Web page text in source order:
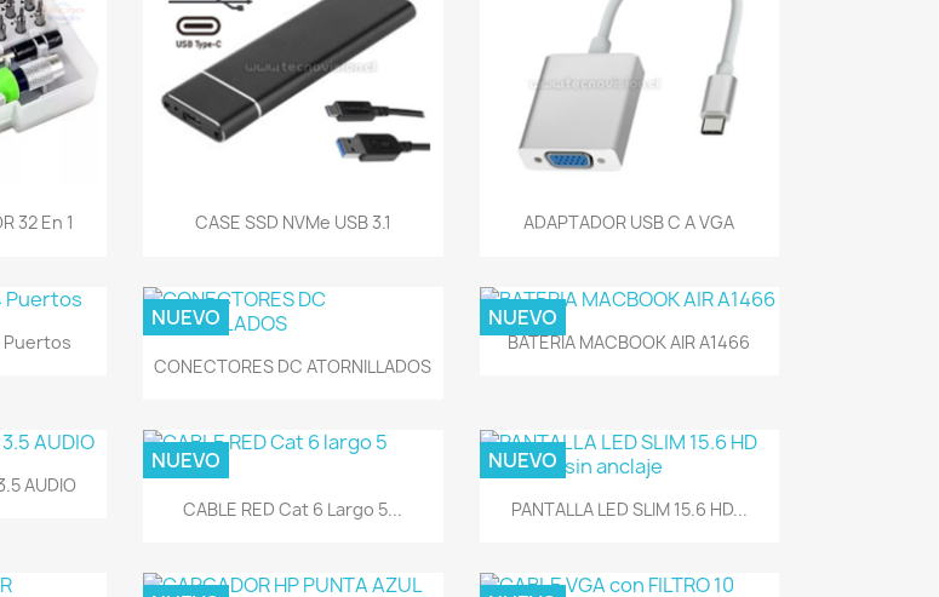
32 En 1 Vista rápida
CASE SSD NVMe USB 3.1 Vista rápida
ADAPTADOR USB C A VGA
Puertos
Vista rápida
CONECTORES DC ATORNILLADOS
NUEVO
Vista rápida
BATERIA MACBOOK AIR A1466
NUEVO
AUDIO
Vista rápida
CABLE RED Cat 6 Largo 5...
NUEVO
Vista rápida
PANTALLA LED SLIM 15.6 HD...
NUEVO